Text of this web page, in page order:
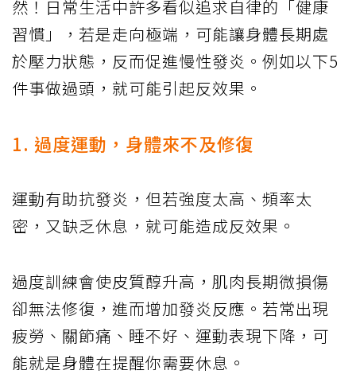
然！日常生活中許多看似追求自律的「健康
習慣」，若是走向極端，可能讓身體長期處
於壓力狀態，反而促進慢性發炎。例如以下5
件事做過頭，就可能引起反效果。
1. 過度運動，身體來不及修復
運動有助抗發炎，但若強度太高、頻率太
密，又缺乏休息，就可能造成反效果。
過度訓練會使皮質醇升高，肌肉長期微損傷
卻無法修復，進而增加發炎反應。若常出現
疲勞、關節痛、睡不好、運動表現下降，可
能就是身體在提醒你需要休息。